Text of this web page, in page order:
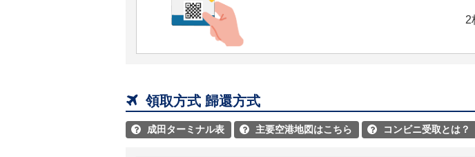
2
 領取方式 歸還方式
 成田ターミナル表  主要空港地図はこちら  コンビニ受取とは？